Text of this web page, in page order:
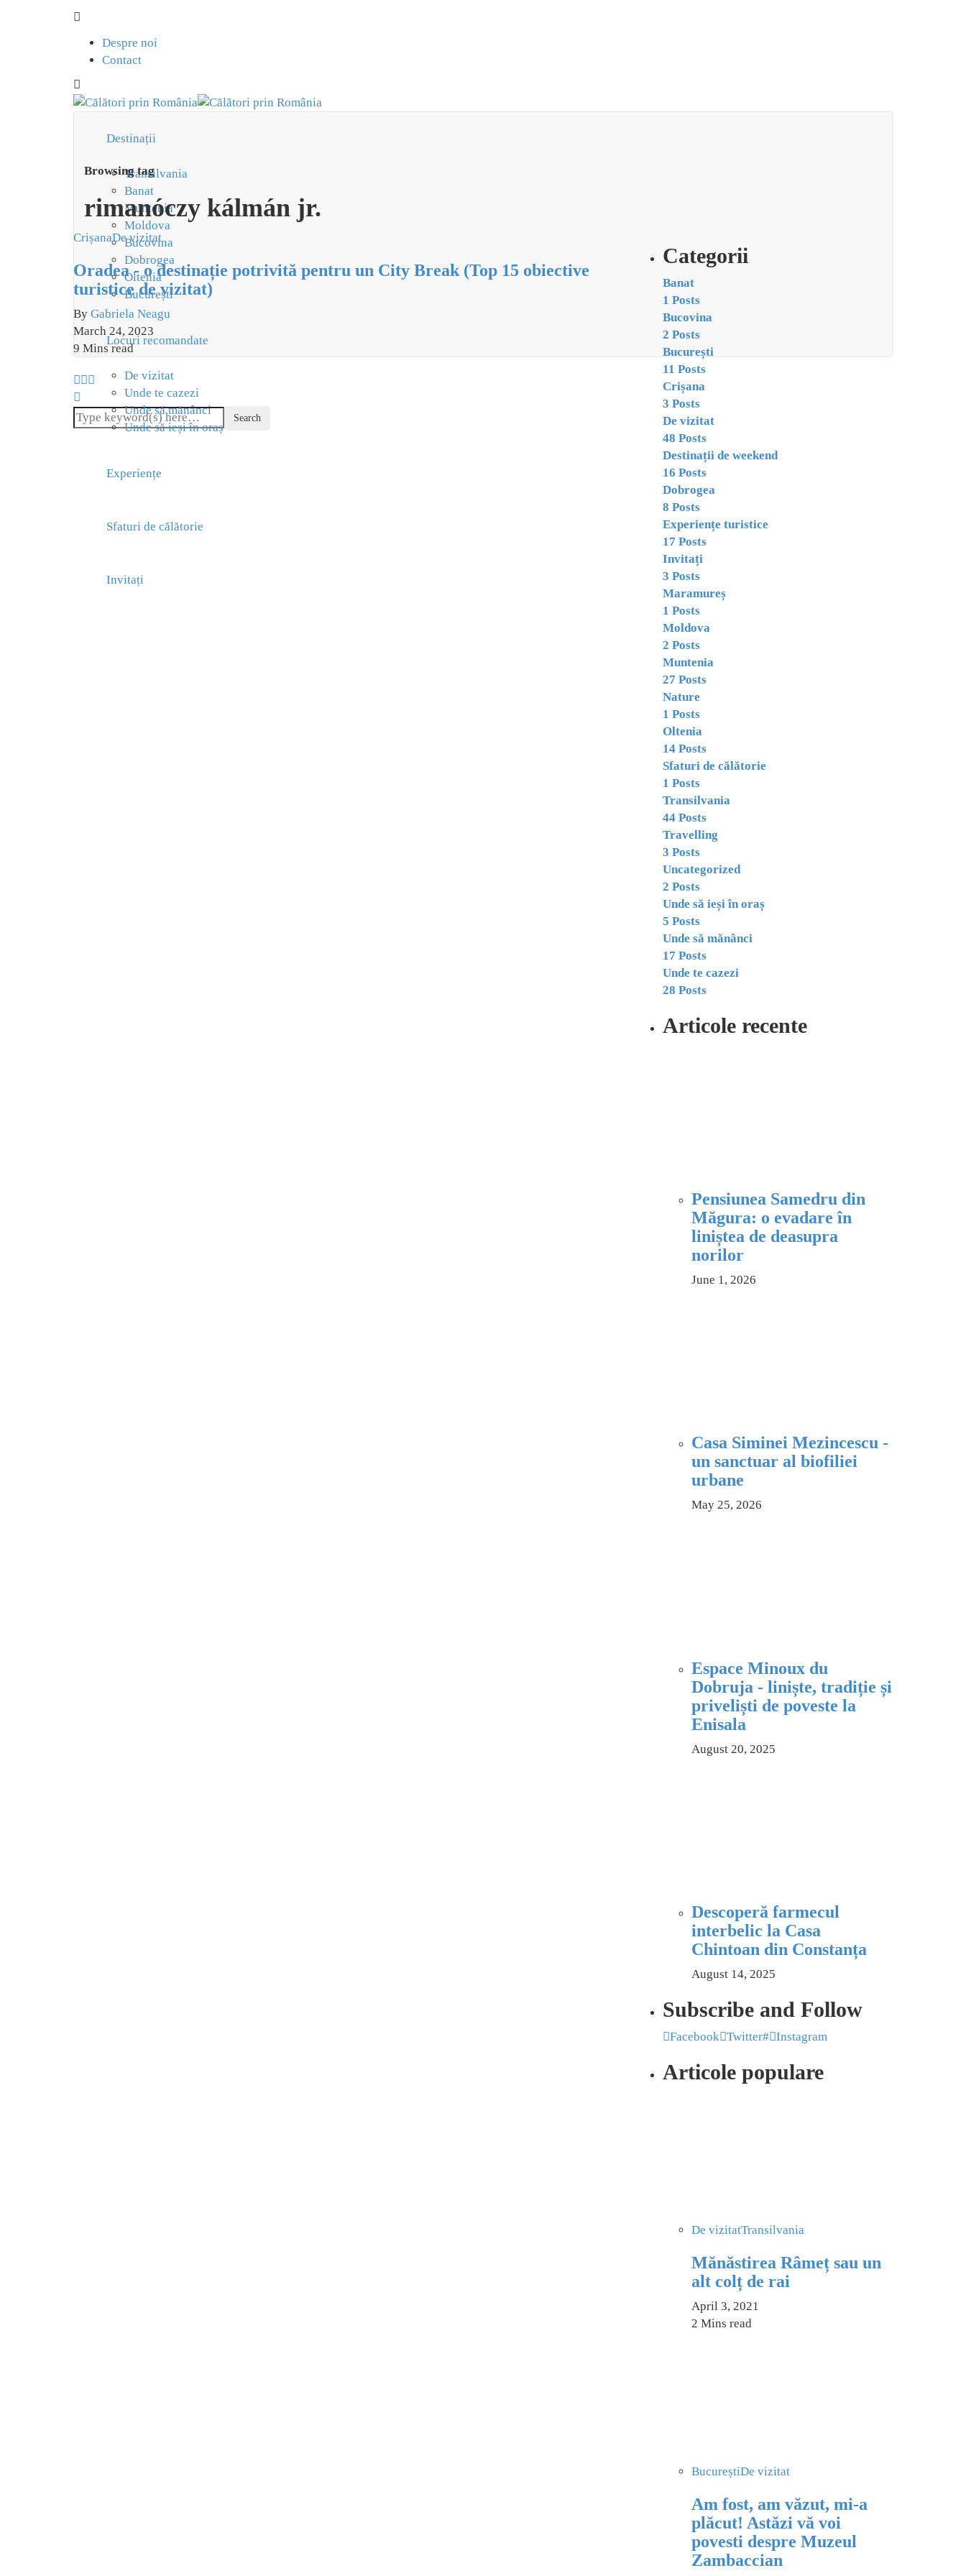
Despre noi
Contact
Destinații
Transilvania
Banat
Muntenia
Moldova
Bucovina
Dobrogea
Oltenia
București
Locuri recomandate
De vizitat
Unde te cazezi
Unde să mănânci
Unde să ieși în oraș
Experiențe
Sfaturi de călătorie
Invitați
Browsing tag
rimanóczy kálmán jr.
CrișanaDe vizitat
Oradea - o destinație potrivită pentru un City Break (Top 15 obiective
turistice de vizitat)
By Gabriela Neagu
March 24, 2023
9 Mins read
Categorii
Banat
1 Posts
Bucovina
2 Posts
București
11 Posts
Crișana
3 Posts
De vizitat
48 Posts
Destinații de weekend
16 Posts
Dobrogea
8 Posts
Experiențe turistice
17 Posts
Invitați
3 Posts
Maramureș
1 Posts
Moldova
2 Posts
Muntenia
27 Posts
Nature
1 Posts
Oltenia
14 Posts
Sfaturi de călătorie
1 Posts
Transilvania
44 Posts
Travelling
3 Posts
Uncategorized
2 Posts
Unde să ieși în oraș
5 Posts
Unde să mănânci
17 Posts
Unde te cazezi
28 Posts
Articole recente
Pensiunea Samedru din
Măgura: o evadare în
liniștea de deasupra
norilor
June 1, 2026
Casa Siminei Mezincescu -
un sanctuar al biofiliei
urbane
May 25, 2026
Espace Minoux du
Dobruja - liniște, tradiție și
priveliști de poveste la
Enisala
August 20, 2025
Descoperă farmecul
interbelic la Casa
Chintoan din Constanța
August 14, 2025
Subscribe and Follow
Facebook Twitter# Instagram
Articole populare
De vizitatTransilvania
Mănăstirea Râmeț sau un
alt colț de rai
April 3, 2021
2 Mins read
BucureștiDe vizitat
Am fost, am văzut, mi-a
plăcut! Astăzi vă voi
povesti despre Muzeul
Zambaccian